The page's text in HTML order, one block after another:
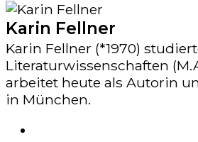
Karin Fellner
Karin Fellner (*1970)
Literaturwissenschaften
arbeitet heute als Autorin
in München.